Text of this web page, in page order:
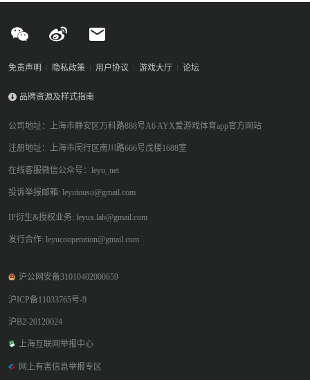
免责声明 隐私政策 用户协议 游戏大厅 论坛
品牌资源及样式指南
公司地址：上海市静安区万科路888号A6 AYX爱游戏体育app官方网站
注册地址：上海市闵行区南川路666号戊楼1688室
在线客服微信公众号：leyu_net
投诉举报邮箱: leyutousu@gmail.com
IP衍生&授权业务: leyux.lab@gmail.com
发行合作: leyucooperation@gmail.com
沪公网安备31010402000659
沪ICP备11033765号-9
沪B2-20120024
上海互联网举报中心
网上有害信息举报专区